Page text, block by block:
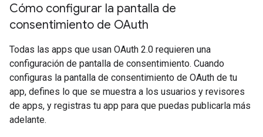
Cómo configurar la pantalla de
consentimiento de OAuth
Todas las apps que usan OAuth 2.0 requieren una
configuración de pantalla de consentimiento. Cuando
configuras la pantalla de consentimiento de OAuth de tu
app, defines lo que se muestra a los usuarios y revisores
de apps, y registras tu app para que puedas publicarla más
adelante.